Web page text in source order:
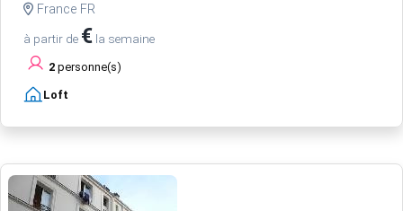
France FR
à partir de € la semaine
2 personne(s)
Loft